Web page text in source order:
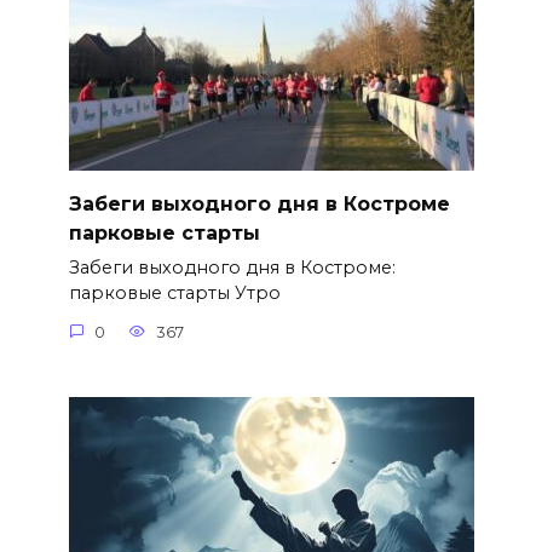
Забеги выходного дня в Костроме
парковые старты
Забеги выходного дня в Костроме:
парковые старты Утро
0 367